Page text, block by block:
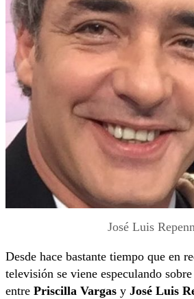
José Luis
Desde hace bastante tiempo que en
televisión se viene especulando
entre Priscilla Vargas y José Luis